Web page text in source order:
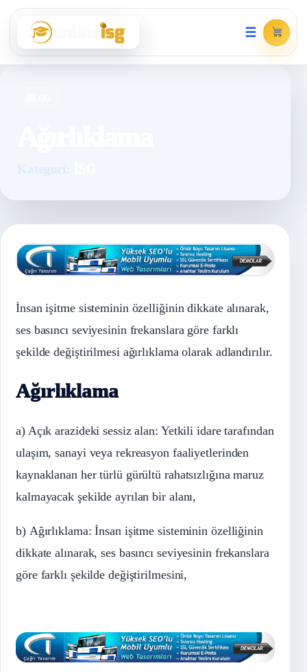
☰
Kategori:
İnsan işitme sisteminin özelliğinin dikkate alınarak,
ses basıncı seviyesinin frekanslara göre farklı
şekilde değiştirilmesi ağırlıklama olarak adlandırılır.
Ağırlıklama
a) Açık arazideki sessiz alan: Yetkili idare tarafından
ulaşım, sanayi veya rekreasyon faaliyetlerinden
kaynaklanan her türlü gürültü rahatsızlığına maruz
kalmayacak şekilde ayrılan bir alanı,
b) Ağırlıklama: İnsan işitme sisteminin özelliğinin
dikkate alınarak, ses basıncı seviyesinin frekanslara
göre farklı şekilde değiştirilmesini,